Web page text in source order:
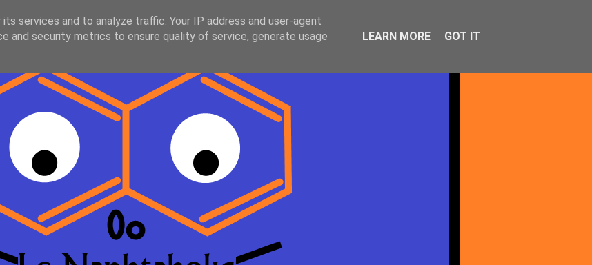
services and to analyze traffic. Your IP address and user-agent
and security metrics to ensure quality of service, generate usage
LEARN MORE GOT IT